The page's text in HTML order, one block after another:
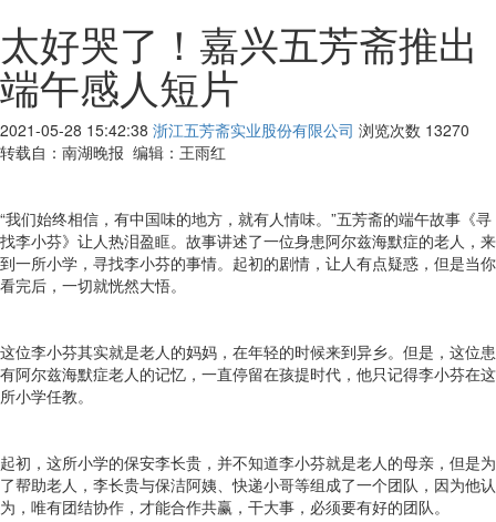
太好哭了！嘉兴五芳斋推出
端午感人短片
2021-05-28 15:42:38 浙江五芳斋实业股份有限公司 浏览次数 13270
转载自：南湖晚报 编辑：王雨红
“我们始终相信，有中国味的地方，就有人情味。”五芳斋的端午故事《寻
找李小芬》让人热泪盈眶。故事讲述了一位身患阿尔兹海默症的老人，来
到一所小学，寻找李小芬的事情。起初的剧情，让人有点疑惑，但是当你
看完后，一切就恍然大悟。
这位李小芬其实就是老人的妈妈，在年轻的时候来到异乡。但是，这位患
有阿尔兹海默症老人的记忆，一直停留在孩提时代，他只记得李小芬在这
所小学任教。
起初，这所小学的保安李长贵，并不知道李小芬就是老人的母亲，但是为
了帮助老人，李长贵与保洁阿姨、快递小哥等组成了一个团队，因为他认
为，唯有团结协作，才能合作共赢，干大事，必须要有好的团队。